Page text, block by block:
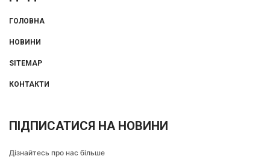
ГОЛОВНА
НОВИНИ
SITEMAP
КОНТАКТИ
ПІДПИСАТИСЯ НА НОВИНИ
Дізнайтесь про нас більше